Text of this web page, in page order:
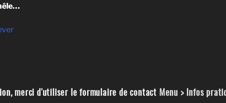
merci d'utiliser le formulaire de contact Menu > Infos